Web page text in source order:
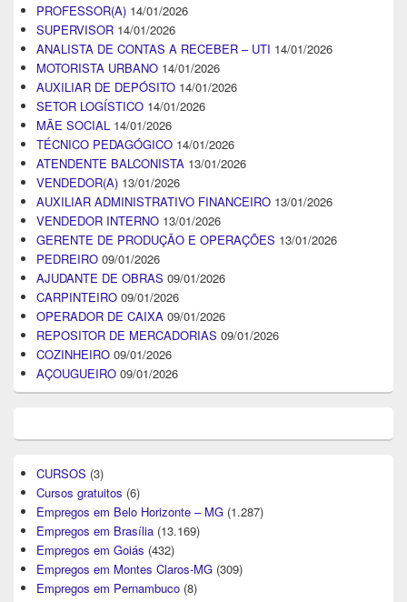
PROFESSOR(A) 14/01/2026
SUPERVISOR 14/01/2026
ANALISTA DE CONTAS A RECEBER – UTI 14/01/2026
MOTORISTA URBANO 14/01/2026
AUXILIAR DE DEPÓSITO 14/01/2026
SETOR LOGÍSTICO 14/01/2026
MÃE SOCIAL 14/01/2026
TÉCNICO PEDAGÓGICO 14/01/2026
ATENDENTE BALCONISTA 13/01/2026
VENDEDOR(A) 13/01/2026
AUXILIAR ADMINISTRATIVO FINANCEIRO 13/01/2026
VENDEDOR INTERNO 13/01/2026
GERENTE DE PRODUÇÃO E OPERAÇÕES 13/01/2026
PEDREIRO 09/01/2026
AJUDANTE DE OBRAS 09/01/2026
CARPINTEIRO 09/01/2026
OPERADOR DE CAIXA 09/01/2026
REPOSITOR DE MERCADORIAS 09/01/2026
COZINHEIRO 09/01/2026
AÇOUGUEIRO 09/01/2026
CURSOS (3)
Cursos gratuitos (6)
Empregos em Belo Horizonte – MG (1.287)
Empregos em Brasília (13.169)
Empregos em Goiás (432)
Empregos em Montes Claros-MG (309)
Empregos em Pernambuco (8)